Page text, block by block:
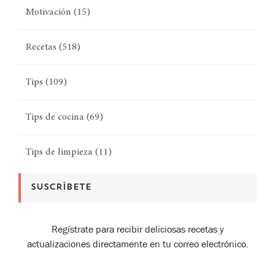
Motivación (15)
Recetas (518)
Tips (109)
Tips de cocina (69)
Tips de limpieza (11)
SUSCRÍBETE
Regístrate para recibir deliciosas recetas y
actualizaciones directamente en tu correo electrónico.